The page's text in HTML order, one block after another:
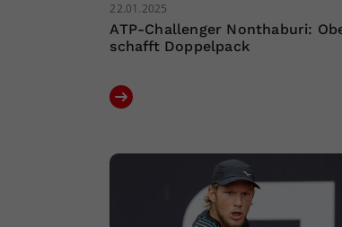
22.01.2025
ATP-Challenger Nonthaburi:
schafft Doppelpack